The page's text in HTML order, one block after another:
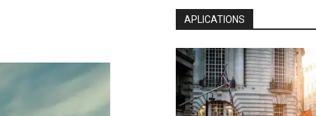
APLICATIONS